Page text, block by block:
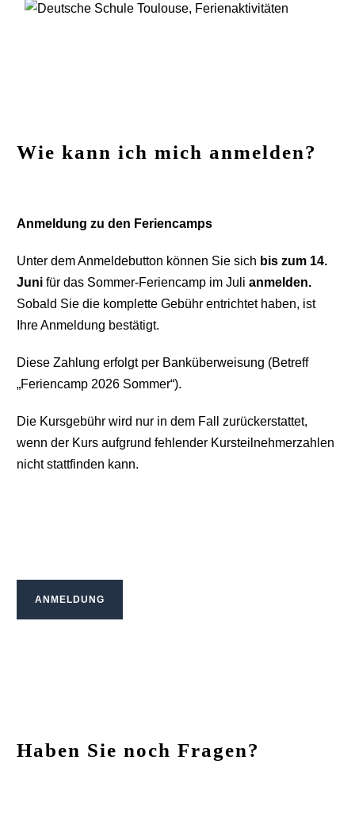
Wie kann ich mich anmelden?
Anmeldung zu den Feriencamps
Unter dem Anmeldebutton können Sie sich bis zum 14.
Juni für das Sommer-Feriencamp im Juli anmelden.
Sobald Sie die komplette Gebühr entrichtet haben, ist
Ihre Anmeldung bestätigt.
Diese Zahlung erfolgt per Banküberweisung (Betreff
„Feriencamp 2026 Sommer“).
Die Kursgebühr wird nur in dem Fall zurückerstattet,
wenn der Kurs aufgrund fehlender Kursteilnehmerzahlen
nicht stattfinden kann.
ANMELDUNG
Haben Sie noch Fragen?